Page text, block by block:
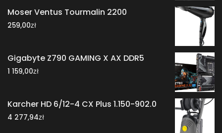
Moser Ventus Tourmalin 2200
259,00zł
Gigabyte Z790 GAMING X AX DDR5
1 159,00zł
Karcher HD 6/12-4 CX Plus 1.150-902.0
4 277,94zł